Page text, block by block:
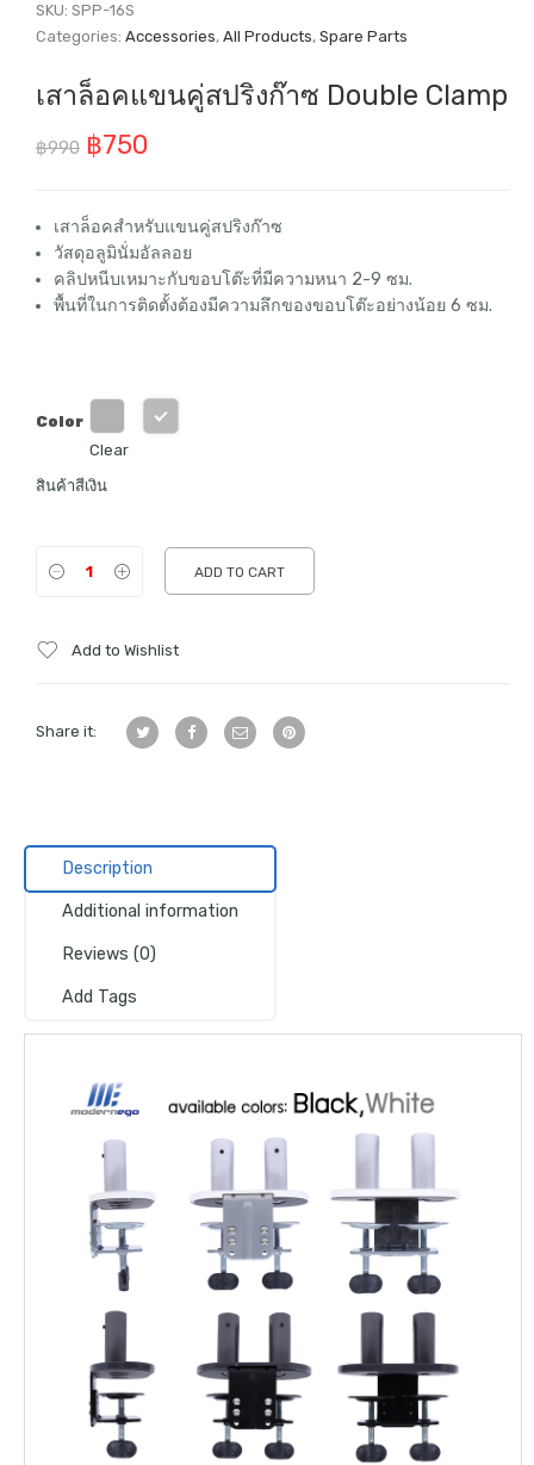
SKU:SPP-16S
Categories:Accessories,All Products,Spare Parts
เสาล็อคแขนคู่สปริงก๊าซ Double Clamp
฿990 Original
was:
฿990.
฿750
is:
฿750.
เสาล็อคสำหรับแขนคู่สปริงก๊าซ
วัสดุอลูมินั่มอัลลอย
คลิปหนีบเหมาะกับขอบโต๊ะที่มีความหนา 2-9 ซม.
พื้นที่ในการติดตั้งต้องมีความลึกของขอบโต๊ะอย่างน้อย 6 ซม.
Color
Clear
สินค้าสีเงิน
ADD TO CART
Add to Wishlist
Share it:
Description
Additional information
Reviews (0)
Add Tags